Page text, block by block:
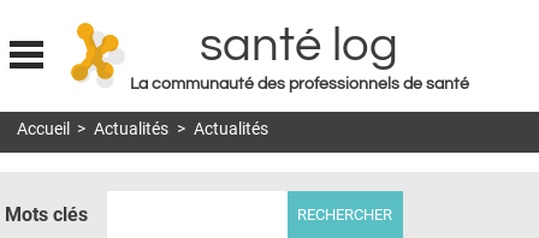
Jump to navigation
santé log
La communauté des professionnels de santé
MON COMPTE
Accueil > Actualités > Actualités
Mots clés